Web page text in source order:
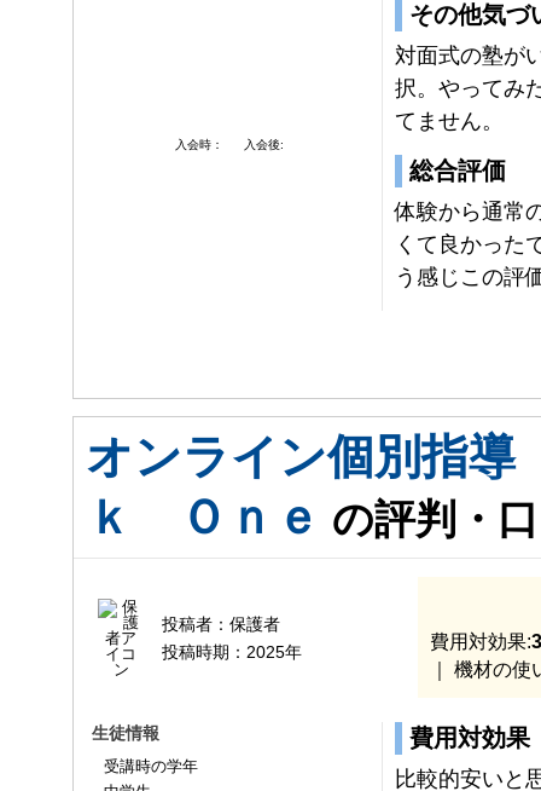
入会時： 入会後:
その他気づ
対面式の塾が
択。やってみ
てません。
総合評価
体験から通常
くて良かった
う感じこの評
オンライン個別指
ｋ Ｏｎｅ の評判・
投稿者： 保護者
投稿時期： 2025年 費用対効果:
｜ 機材の使
生徒情報
受講時の学年
費用対効果
比較的安いと